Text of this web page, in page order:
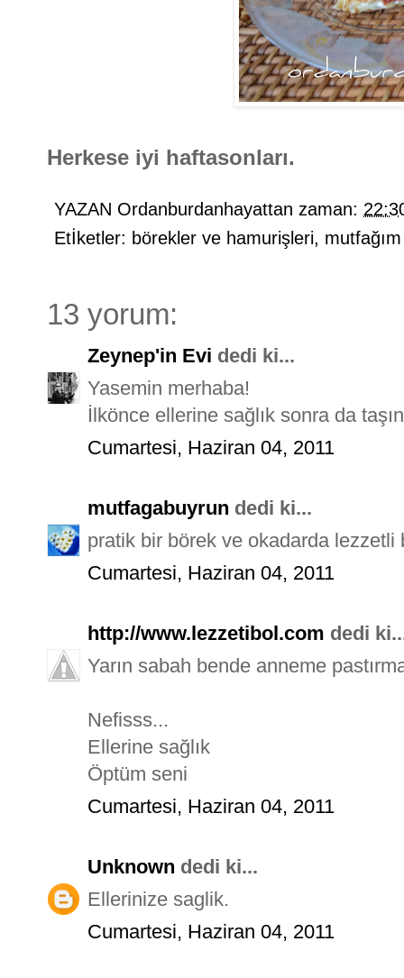
Herkese iyi haftasonları.
YAZAN Ordanburdanhayattan zaman:
Etİketler: börekler ve hamurişleri, mutfağım
13 yorum:
Zeynep'in Evi dedi ki...
Yasemin merhaba!
İlkönce ellerine sağlık sonra da
Cumartesi, Haziran 04, 2011
mutfagabuyrun dedi ki...
pratik bir börek ve okadarda lezzetli
Cumartesi, Haziran 04, 2011
http://www.lezzetibol.com dedi
Yarın sabah bende anneme
Nefisss...
Ellerine sağlık
Öptüm seni
Cumartesi, Haziran 04, 2011
Unknown dedi ki...
Ellerinize saglik.
Cumartesi, Haziran 04, 2011